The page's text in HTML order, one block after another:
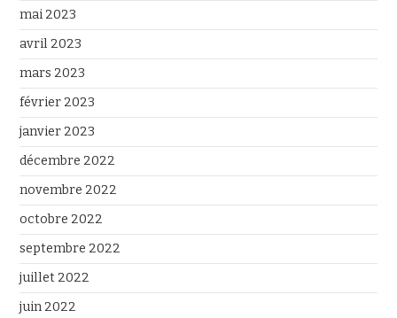
mai 2023
avril 2023
mars 2023
février 2023
janvier 2023
décembre 2022
novembre 2022
octobre 2022
septembre 2022
juillet 2022
juin 2022